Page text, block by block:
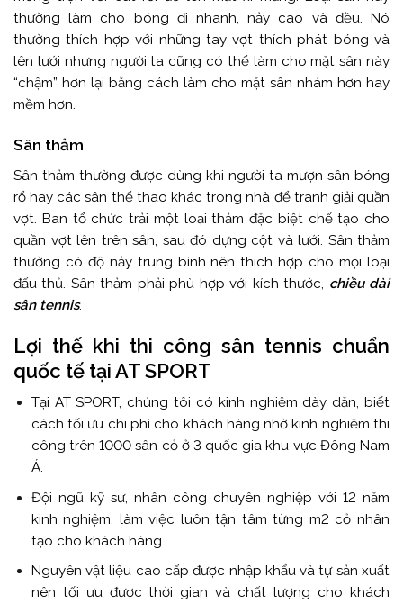
thường làm cho bóng đi nhanh, nảy cao và đều. Nó
thường thích hợp với những tay vợt thích phát bóng và
lên lưới nhưng người ta cũng có thể làm cho mặt sân này
“chậm” hơn lại bằng cách làm cho mặt sân nhám hơn hay
mềm hơn.
Sân thảm
Sân thảm thường được dùng khi người ta mượn sân bóng
rổ hay các sân thể thao khác trong nhà để tranh giải quần
vợt. Ban tổ chức trải một loại thảm đặc biệt chế tạo cho
quần vợt lên trên sân, sau đó dựng cột và lưới. Sân thảm
thường có độ nảy trung bình nên thích hợp cho mọi loại
đấu thủ. Sân thảm phải phù hợp với kích thước, chiều dài
sân tennis.
Lợi thế khi thi công sân tennis chuẩn
quốc tế tại AT SPORT
Tại AT SPORT, chúng tôi có kinh nghiệm dày dặn, biết
cách tối ưu chi phí cho khách hàng nhờ kinh nghiệm thi
công trên 1000 sân cỏ ở 3 quốc gia khu vực Đông Nam
Á.
Đội ngũ kỹ sư, nhân công chuyên nghiệp với 12 năm
kinh nghiệm, làm việc luôn tận tâm từng m2 cỏ nhân
tạo cho khách hàng
Nguyên vật liệu cao cấp được nhập khẩu và tự sản xuất
nên tối ưu được thời gian và chất lượng cho khách